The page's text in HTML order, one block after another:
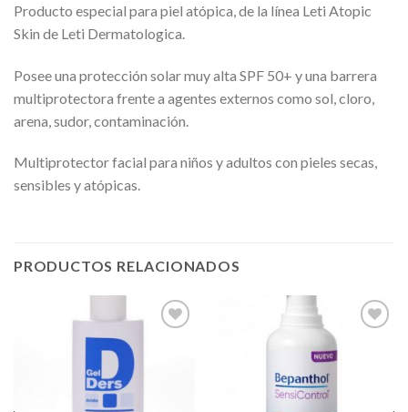
Producto especial para piel atópica, de la línea Leti Atopic
Skin de Leti Dermatologica.
Posee una protección solar muy alta SPF 50+ y una barrera
multiprotectora frente a agentes externos como sol, cloro,
arena, sudor, contaminación.
Multiprotector facial para niños y adultos con pieles secas,
sensibles y atópicas.
PRODUCTOS RELACIONADOS